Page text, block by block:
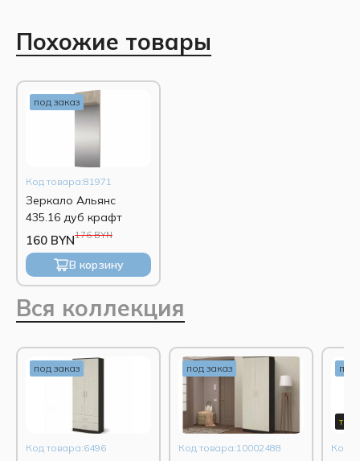
Материал корпуса
ЛДСП
Страна-производитель
Похожие товары
под заказ
Код товара:81971
Зеркало Альянс
435.16 дуб крафт
176 BYN
160 BYN
В корзину
Вся коллекция
под заказ
Код товара:6496
под заказ
Код товара:10002488
топ
под
Код